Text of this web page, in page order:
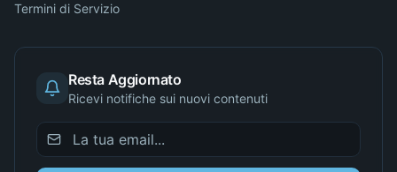
Termini di Servizio
Resta Aggiornato
Ricevi notifiche sui nuovi contenuti